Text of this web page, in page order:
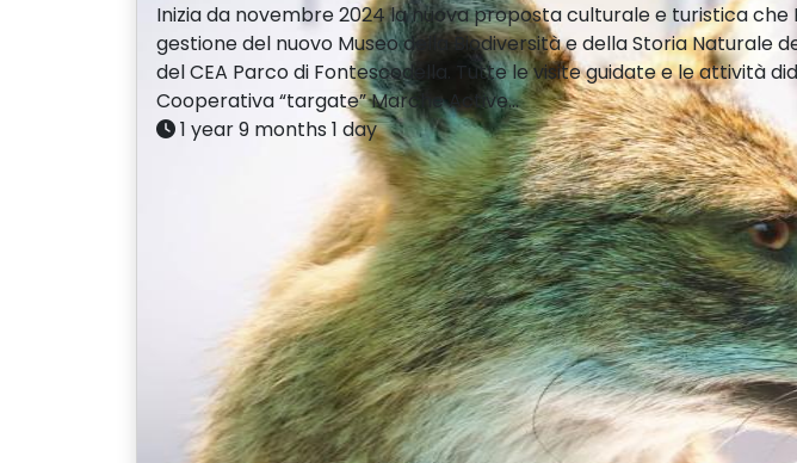
Inizia da novembre 2024 la nuova proposta culturale e turistica
gestione del nuovo Museo della Biodiversità e della Storia Naturale
del CEA Parco di Fontescodella. Tutte le visite guidate e le attività
Cooperativa “targate” Marche Active...
1 year 9 months 1 day